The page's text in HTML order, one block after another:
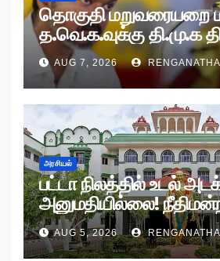
தொகுதி மறுவரையறை
த.வெ.க.வுக்கு தி.மு.க
AUG 7, 2026
அரசியல்
பட்டா நிலத்தில் உடல்
அனுமதியில்லை!
உத்தரவு!
AUG 5, 2026